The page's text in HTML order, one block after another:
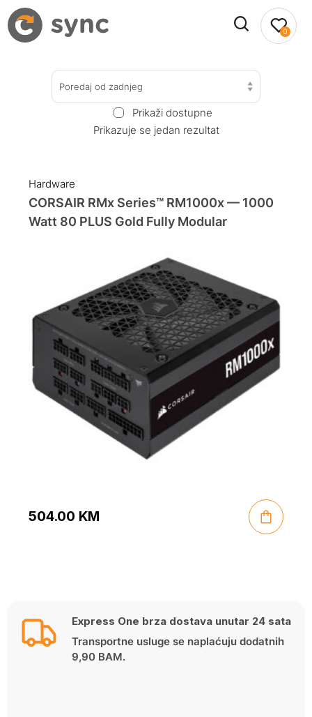
0
Poredaj od zadnjeg
Prikaži dostupne
Prikazuje se jedan rezultat
Hardware
CORSAIR RMx Series™ RM1000x — 1000
Watt 80 PLUS Gold Fully Modular
504.00 KM
Express One brza dostava unutar 24 sata
Transportne usluge se naplaćuju dodatnih
9,90 BAM.